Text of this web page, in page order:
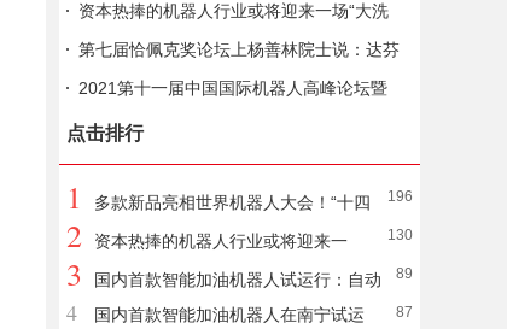
M》：磁响应微针机器人，可口服递送大分
子药物
资本热捧的机器人行业或将迎来一场“大洗
牌”
第七届恰佩克奖论坛上杨善林院士说：达芬
奇的水平确实很高，但有很多不实用性
2021第十一届中国国际机器人高峰论坛暨
第七届恰佩克颁奖仪式在芜湖开幕
点击排行
196
1
多款新品亮相世界机器人大会！“十四
五”机器人产业规划制定中
130
2
资本热捧的机器人行业或将迎来一
场“大洗牌”
89
3
国内首款智能加油机器人试运行：自动
开盖插枪 3分钟完成加油
87
4
国内首款智能加油机器人在南宁试运